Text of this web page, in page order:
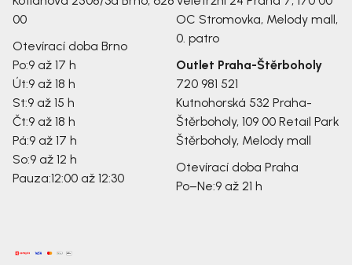
00
Otevírací doba Brno
Po:9 až 17 h
Út:9 až 18 h
St:9 až 15 h
Čt:9 až 18 h
Pá:9 až 17 h
So:9 až 12 h
Pauza:12:00 až 12:30
OC Stromovka, Melody mall,
0. patro
Outlet Praha-Štěrboholy
720 981 521
Kutnohorská 532 Praha-
Štěrboholy, 109 00 Retail Park
Štěrboholy, Melody mall
Otevírací doba Praha
Po–Ne:9 až 21 h